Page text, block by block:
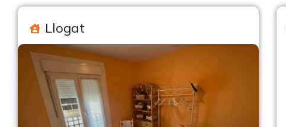
Llogat